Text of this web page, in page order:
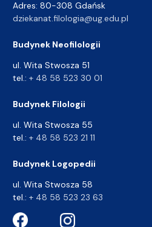
Adres: 80-308 Gdańsk
dziekanat.filologia@ug.edu.pl
Budynek Neofilologii
ul. Wita Stwosza 51
tel.: + 48 58 523 30 01
Budynek Filologii
ul. Wita Stwosza 55
tel.: + 48 58 523 21 11
Budynek Logopedii
ul. Wita Stwosza 58
tel.: + 48 58 523 23 63